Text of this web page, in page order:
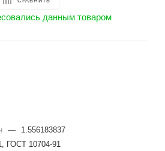
данным товаром
—
1.556183837
ГОСТ 10704-91